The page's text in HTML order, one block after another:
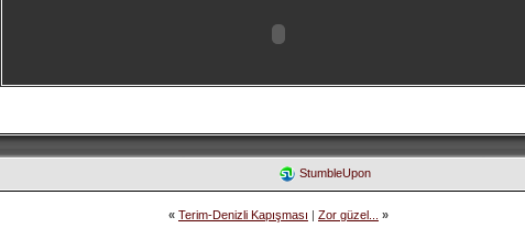
StumbleUpon
« Terim-Denizli Kapışması | Zor güzel... »